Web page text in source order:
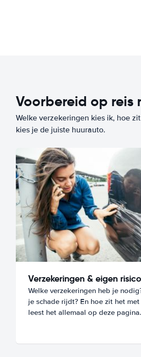
Voorbereid op reis
Welke verzekeringen kies ik, hoe
kies je de juiste huurauto.
Verzekeringen & eigen risico
Welke verzekeringen heb je
je schade rijdt? En hoe zit het
leest het allemaal op deze pagina.